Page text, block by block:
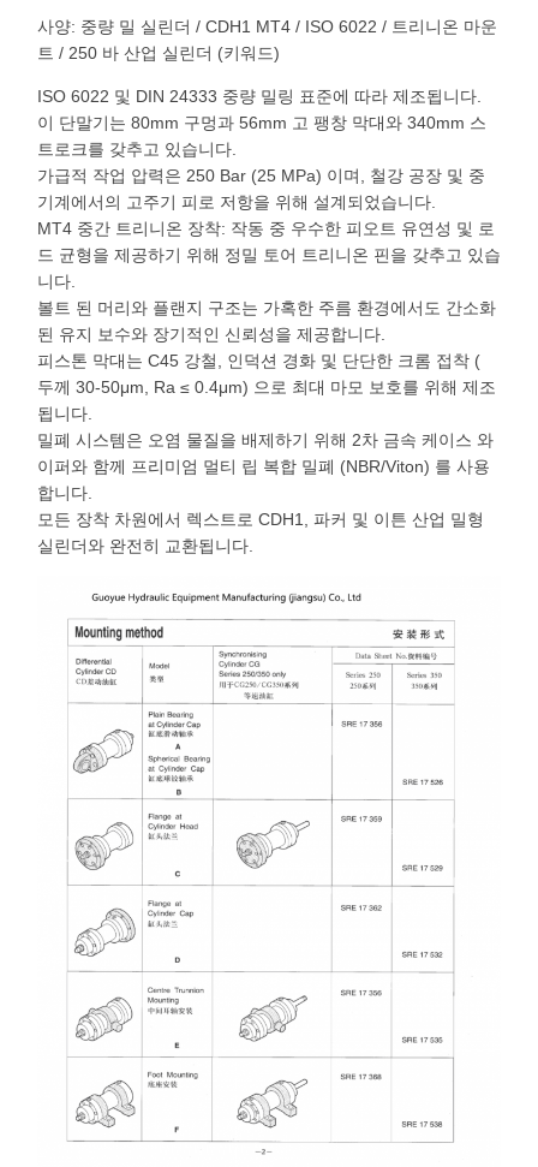
사양: 중량 밀 실린더 / CDH1 MT4 / ISO 6022 / 트리니온 마운
트 / 250 바 산업 실린더 (키워드)
ISO 6022 및 DIN 24333 중량 밀링 표준에 따라 제조됩니다.
이 단말기는 80mm 구멍과 56mm 고 팽창 막대와 340mm 스
트로크를 갖추고 있습니다.
가급적 작업 압력은 250 Bar (25 MPa) 이며, 철강 공장 및 중
기계에서의 고주기 피로 저항을 위해 설계되었습니다.
MT4 중간 트리니온 장착: 작동 중 우수한 피오트 유연성 및 로
드 균형을 제공하기 위해 정밀 토어 트리니온 핀을 갖추고 있습
니다.
볼트 된 머리와 플랜지 구조는 가혹한 주름 환경에서도 간소화
된 유지 보수와 장기적인 신뢰성을 제공합니다.
피스톤 막대는 C45 강철, 인덕션 경화 및 단단한 크롬 접착 (
두께 30-50μm, Ra ≤ 0.4μm) 으로 최대 마모 보호를 위해 제조
됩니다.
밀폐 시스템은 오염 물질을 배제하기 위해 2차 금속 케이스 와
이퍼와 함께 프리미엄 멀티 립 복합 밀폐 (NBR/Viton) 를 사용
합니다.
모든 장착 차원에서 렉스트로 CDH1, 파커 및 이튼 산업 밀형
실린더와 완전히 교환됩니다.